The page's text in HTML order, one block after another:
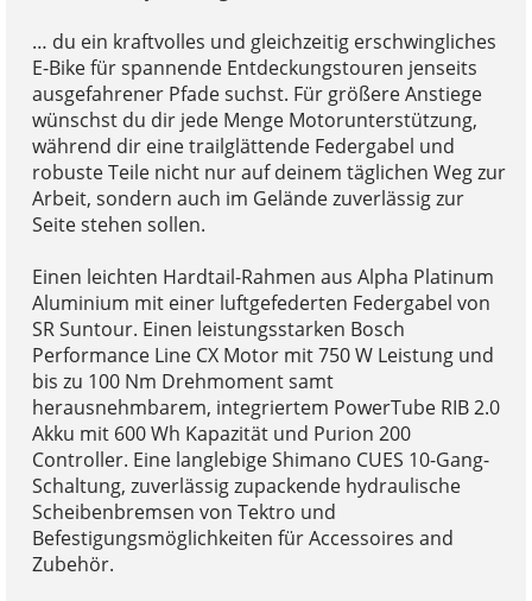
… du ein kraftvolles und gleichzeitig erschwingliches
E-Bike für spannende Entdeckungstouren jenseits
ausgefahrener Pfade suchst. Für größere Anstiege
wünschst du dir jede Menge Motorunterstützung,
während dir eine trailglättende Federgabel und
robuste Teile nicht nur auf deinem täglichen Weg zur
Arbeit, sondern auch im Gelände zuverlässig zur
Seite stehen sollen.
Einen leichten Hardtail-Rahmen aus Alpha Platinum
Aluminium mit einer luftgefederten Federgabel von
SR Suntour. Einen leistungsstarken Bosch
Performance Line CX Motor mit 750 W Leistung und
bis zu 100 Nm Drehmoment samt
herausnehmbarem, integriertem PowerTube RIB 2.0
Akku mit 600 Wh Kapazität und Purion 200
Controller. Eine langlebige Shimano CUES 10-Gang-
Schaltung, zuverlässig zupackende hydraulische
Scheibenbremsen von Tektro und
Befestigungsmöglichkeiten für Accessoires and
Zubehör.